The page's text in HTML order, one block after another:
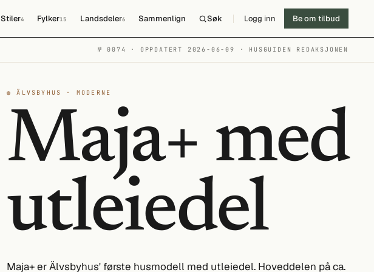
Stiler4 Fylker15 Landsdeler6 Sammenlign Søk Logg inn Be om tilbud
№ 0074 · OPPDATERT 2026-06-09 · HUSGUIDEN REDAKSJONEN
◍ ÄLVSBYHUS · MODERNE
Maja+ med
utleiedel
Maja+ er Älvsbyhus' første husmodell med utleiedel. Hoveddelen på ca.